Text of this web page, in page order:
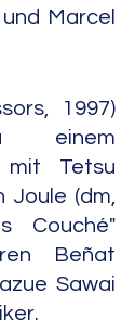
Marcel
1997)
mit Tetsu
Joule (dm,
Couché"
Beñat
Sawai